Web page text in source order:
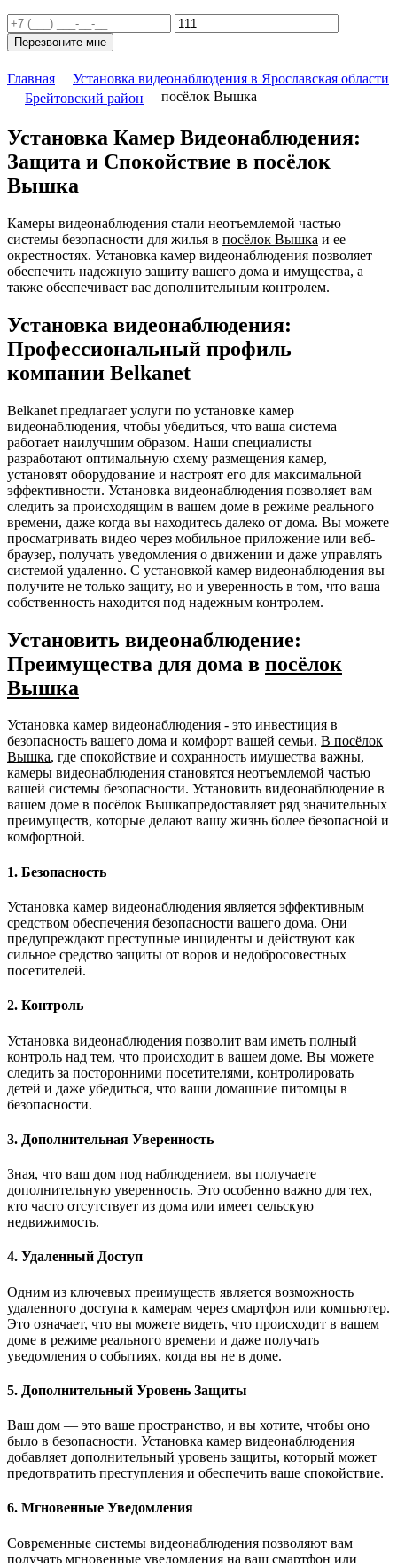
Перезвоните мне
Главная
Установка видеонаблюдения в Ярославская области
Брейтовский район
посёлок Вышка
Установка Камер Видеонаблюдения:
Защита и Спокойствие в посёлок
Вышка
Камеры видеонаблюдения стали неотъемлемой частью
системы безопасности для жилья в посёлок Вышка и ее
окрестностях. Установка камер видеонаблюдения позволяет
обеспечить надежную защиту вашего дома и имущества, а
также обеспечивает вас дополнительным контролем.
Установка видеонаблюдения:
Профессиональный профиль
компании Belkanet
Belkanet предлагает услуги по установке камер
видеонаблюдения, чтобы убедиться, что ваша система
работает наилучшим образом. Наши специалисты
разработают оптимальную схему размещения камер,
установят оборудование и настроят его для максимальной
эффективности. Установка видеонаблюдения позволяет вам
следить за происходящим в вашем доме в режиме реального
времени, даже когда вы находитесь далеко от дома. Вы можете
просматривать видео через мобильное приложение или веб-
браузер, получать уведомления о движении и даже управлять
системой удаленно. С установкой камер видеонаблюдения вы
получите не только защиту, но и уверенность в том, что ваша
собственность находится под надежным контролем.
Установить видеонаблюдение:
Преимущества для дома в посёлок
Вышка
Установка камер видеонаблюдения - это инвестиция в
безопасность вашего дома и комфорт вашей семьи. В посёлок
Вышка, где спокойствие и сохранность имущества важны,
камеры видеонаблюдения становятся неотъемлемой частью
вашей системы безопасности. Установить видеонаблюдение в
вашем доме в посёлок Вышкапредоставляет ряд значительных
преимуществ, которые делают вашу жизнь более безопасной и
комфортной.
1. Безопасность
Установка камер видеонаблюдения является эффективным
средством обеспечения безопасности вашего дома. Они
предупреждают преступные инциденты и действуют как
сильное средство защиты от воров и недобросовестных
посетителей.
2. Контроль
Установка видеонаблюдения позволит вам иметь полный
контроль над тем, что происходит в вашем доме. Вы можете
следить за посторонними посетителями, контролировать
детей и даже убедиться, что ваши домашние питомцы в
безопасности.
3. Дополнительная Уверенность
Зная, что ваш дом под наблюдением, вы получаете
дополнительную уверенность. Это особенно важно для тех,
кто часто отсутствует из дома или имеет сельскую
недвижимость.
4. Удаленный Доступ
Одним из ключевых преимуществ является возможность
удаленного доступа к камерам через смартфон или компьютер.
Это означает, что вы можете видеть, что происходит в вашем
доме в режиме реального времени и даже получать
уведомления о событиях, когда вы не в доме.
5. Дополнительный Уровень Защиты
Ваш дом — это ваше пространство, и вы хотите, чтобы оно
было в безопасности. Установка камер видеонаблюдения
добавляет дополнительный уровень защиты, который может
предотвратить преступления и обеспечить ваше спокойствие.
6. Мгновенные Уведомления
Современные системы видеонаблюдения позволяют вам
получать мгновенные уведомления на ваш смартфон или